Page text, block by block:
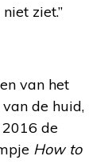
ziet.”
van het
de huid,
de
How to